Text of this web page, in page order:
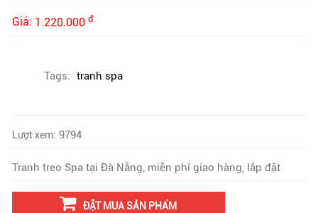
Giá: 1.220.000 đ
Tags: tranh spa
Lượt xem: 9794
Tranh treo Spa tại Đà Nẵng, miễn phí giao hàng, lắp đặt
ĐẶT MUA SẢN PHẨM